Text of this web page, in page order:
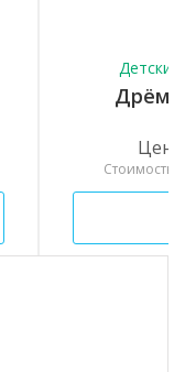
Стоимость